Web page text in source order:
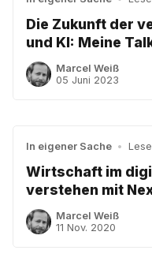
Die Zukunft der
und KI: Meine
Marcel Weiß
05 Juni 2023
In eigener Sache •
Wirtschaft im
verstehen mit
Marcel Weiß
11 Nov. 2020